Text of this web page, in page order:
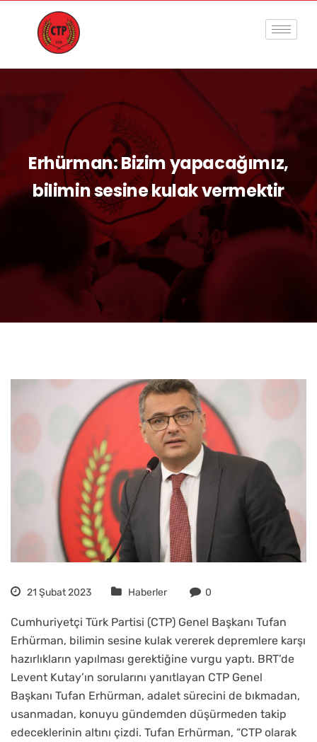
Erhürman: Bizim yapacağımız,
bilimin sesine kulak vermektir
21 Şubat 2023 Haberler 0
Cumhuriyetçi Türk Partisi (CTP) Genel Başkanı Tufan
Erhürman, bilimin sesine kulak vererek depremlere karşı
hazırlıkların yapılması gerektiğine vurgu yaptı. BRT’de
Levent Kutay’ın sorularını yanıtlayan CTP Genel
Başkanı Tufan Erhürman, adalet sürecini de bıkmadan,
usanmadan, konuyu gündemden düşürmeden takip
edeceklerinin altını çizdi. Tufan Erhürman, “CTP olarak